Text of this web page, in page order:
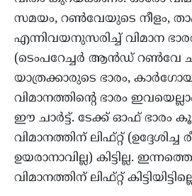
സമയം, റൺവേയുടെ നീളം,
എന്നിവയനുസരിച്ച് വിമാന
(ടെംപറേച്ചർ ആൻഡ് റൺവേ
യാത്രക്കാരുടെ ഭാരം,
വിമാനത്തിന്റെ ഭാരം
ഈ ചാർട്ട്. ടേക്ക് ഓഫ് ഭാരം
വിമാനത്തിന് ലിഫ്റ്റ് (ഉദ്ദേശിച്ച
ഉയരാനാവില്ല) കിട്ടില്ല.
വിമാനത്തിന് ലിഫ്റ്റ്